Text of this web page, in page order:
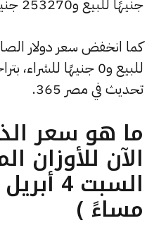
تحديث في مصر 365.
الآن للأوزان
مساءً )